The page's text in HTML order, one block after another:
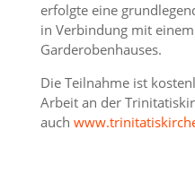
erfolgte eine
in Verbindung mit
Garderobenhauses.
Die Teilnahme ist
Arbeit an der
auch